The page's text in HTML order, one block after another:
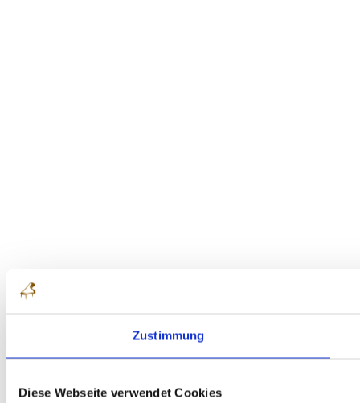
Zustimmung
Diese Webseite verwendet Cookies